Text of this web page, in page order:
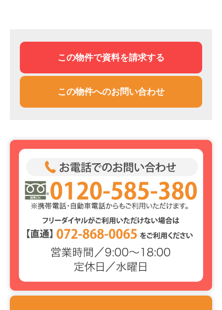
この物件で資料を請求する
この物件へのお問い合わせ